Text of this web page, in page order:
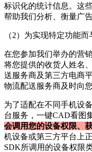
标识化的统计信息。这
帮助我们分析、衡量广
（2）为实现特定功能
在您参加我们举办的营
将您提供的收货人姓名
送服务商及第三方电商
物流配送服务商及时向
为了适配在不同手机设
台服务， 一键CAD看图
会调用您的设备权限、
机设备或第三方平台上
SDK所调用的设备权限